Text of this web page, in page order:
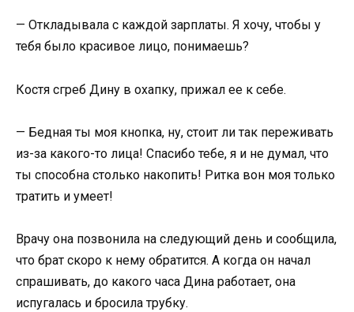
— Откладывала с каждой зарплаты. Я хочу, чтобы у
тебя было красивое лицо, понимаешь?
Костя сгреб Дину в охапку, прижал ее к себе.
— Бедная ты моя кнопка, ну, стоит ли так переживать
из-за какого-то лица! Спасибо тебе, я и не думал, что
ты способна столько накопить! Ритка вон моя только
тратить и умеет!
Врачу она позвонила на следующий день и сообщила,
что брат скоро к нему обратится. А когда он начал
спрашивать, до какого часа Дина работает, она
испугалась и бросила трубку.